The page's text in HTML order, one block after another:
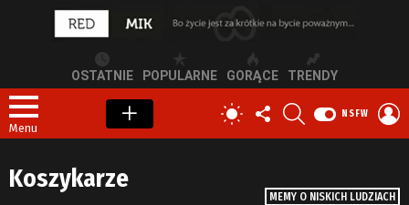
OSTATNIE POPULARNE GORĄCE TRENDY
Menu
PRZEŁĄCZ
SKÓRKĘ
OBSERWUJ
NAS
NSFW
MEMY O NISKICH LUDZIACH
Koszykarze